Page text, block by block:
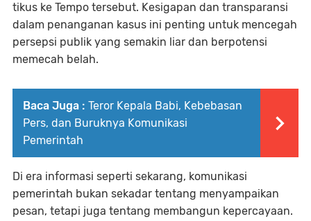
tikus ke Tempo tersebut. Kesigapan dan transparansi
dalam penanganan kasus ini penting untuk mencegah
persepsi publik yang semakin liar dan berpotensi
memecah belah.
Baca Juga : Teror Kepala Babi, Kebebasan
Pers, dan Buruknya Komunikasi
Pemerintah
Di era informasi seperti sekarang, komunikasi
pemerintah bukan sekadar tentang menyampaikan
pesan, tetapi juga tentang membangun kepercayaan.